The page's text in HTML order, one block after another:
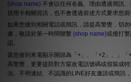
{shop name} 不會以任何名義、理由透過簡訊、
信用卡相關資訊，也不會透過前述方式要求您前
如果您接到相關電話或簡訊，請提高警覺，切
慮，敬請於第一時間聯繫 {shop name}或撥打
認。
當您接到來電顯示開頭為「+」、「+2」、」
高警覺，更要提防對方竄改電話號碼或假裝成
法。不明連結、不認識的LINE好友邀請或簡訊，